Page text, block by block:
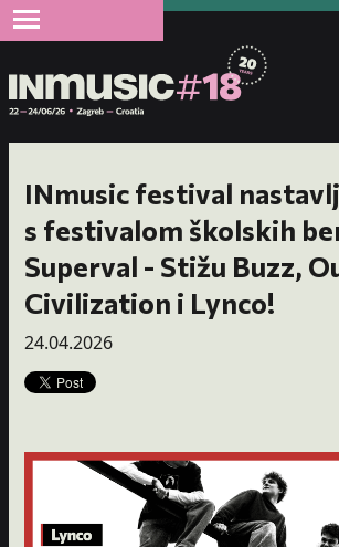
INmusic festival
s festivalom školskih
Superval - Stižu Buzz,
Civilization i Lynco!
24.04.2026